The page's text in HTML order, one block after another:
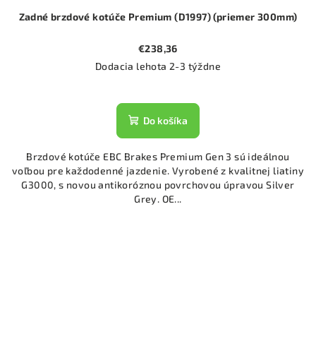
Zadné brzdové kotúče Premium (D1997) (priemer 300mm)
€238,36
Dodacia lehota 2-3 týždne
Do košíka
Brzdové kotúče EBC Brakes Premium Gen 3 sú ideálnou
voľbou pre každodenné jazdenie. Vyrobené z kvalitnej liatiny
G3000, s novou antikoróznou povrchovou úpravou Silver
Grey. OE...